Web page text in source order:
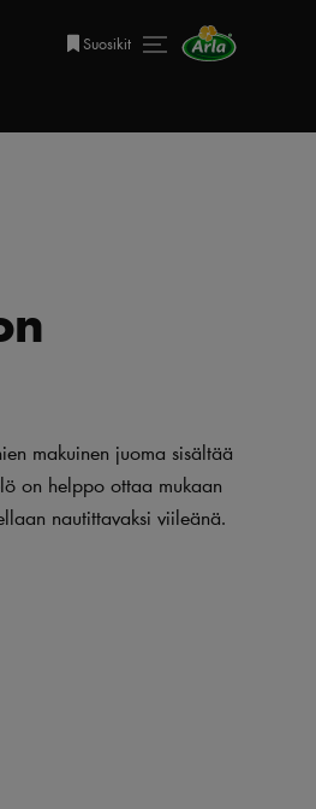
Suosikit
makuinen juoma sisältää
on helppo ottaa mukaan
nautittavaksi viileänä.